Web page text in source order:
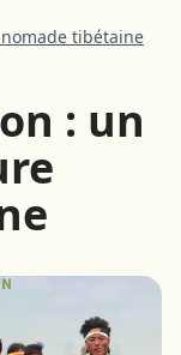
tibétaine
: un